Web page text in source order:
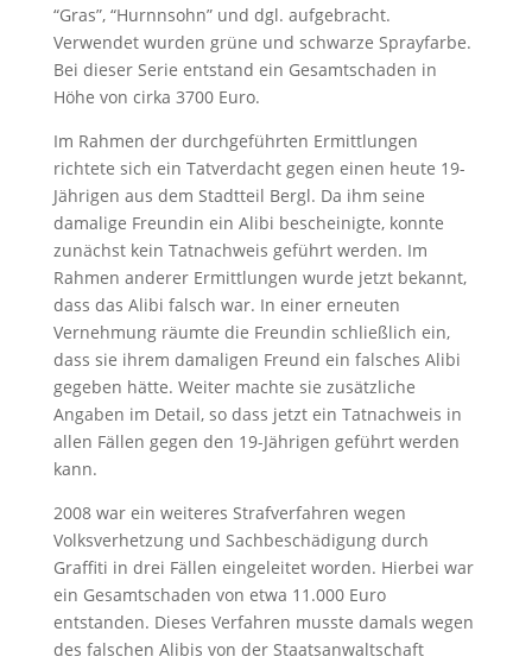
“Gras”, “Hurnnsohn” und dgl. aufgebracht.
Verwendet wurden grüne und schwarze Sprayfarbe.
Bei dieser Serie entstand ein Gesamtschaden in
Höhe von cirka 3700 Euro.
Im Rahmen der durchgeführten Ermittlungen
richtete sich ein Tatverdacht gegen einen heute 19-
Jährigen aus dem Stadtteil Bergl. Da ihm seine
damalige Freundin ein Alibi bescheinigte, konnte
zunächst kein Tatnachweis geführt werden. Im
Rahmen anderer Ermittlungen wurde jetzt bekannt,
dass das Alibi falsch war. In einer erneuten
Vernehmung räumte die Freundin schließlich ein,
dass sie ihrem damaligen Freund ein falsches Alibi
gegeben hätte. Weiter machte sie zusätzliche
Angaben im Detail, so dass jetzt ein Tatnachweis in
allen Fällen gegen den 19-Jährigen geführt werden
kann.
2008 war ein weiteres Strafverfahren wegen
Volksverhetzung und Sachbeschädigung durch
Graffiti in drei Fällen eingeleitet worden. Hierbei war
ein Gesamtschaden von etwa 11.000 Euro
entstanden. Dieses Verfahren musste damals wegen
des falschen Alibis von der Staatsanwaltschaft